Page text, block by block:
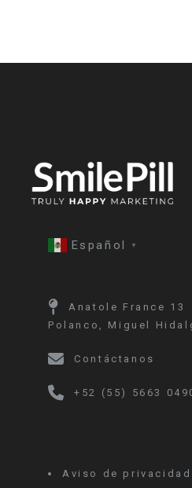
Español ▼
Anatole France 13
Polanco, Miguel
Contáctanos
+52 (55) 5663
Aviso de privacidad